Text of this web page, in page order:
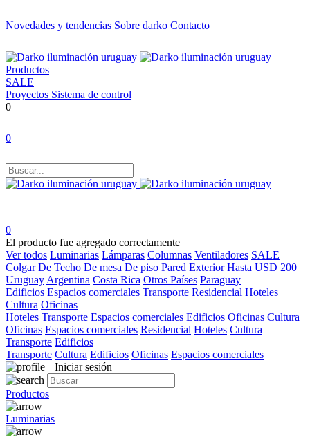
Novedades y tendencias Sobre darko Contacto
Productos
SALE
Proyectos Sistema de control
0
0
0
El producto fue agregado correctamente
Ver todos Luminarias Lámparas Columnas Ventiladores SALE
Colgar De Techo De mesa De piso Pared Exterior Hasta USD 200
Uruguay Argentina Costa Rica Otros Países Paraguay
Edificios Espacios comerciales Transporte Residencial Hoteles
Cultura Oficinas
Hoteles Transporte Espacios comerciales Edificios Oficinas Cultura
Oficinas Espacios comerciales Residencial Hoteles Cultura
Transporte Edificios
Transporte Cultura Edificios Oficinas Espacios comerciales
Iniciar sesión
Productos
Luminarias